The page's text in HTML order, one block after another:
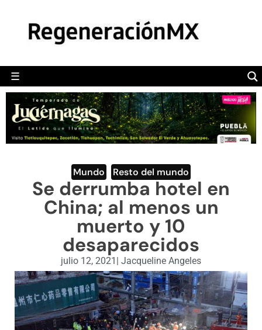
☰
POLÍTICA
CAMALEÓN
OPINIÓN
DEPORTES
ENGLISH SECTION
VIDEOS
Mundo Resto del mundo
Se derrumba hotel en
China; al menos un
muerto y 10
desaparecidos
julio 12, 2021 | Jacqueline Angeles